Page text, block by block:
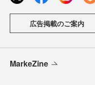
広告掲載のご案内
MarkeZine